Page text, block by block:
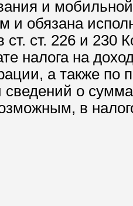
и
и обязана
ст. ст. 226 и
налога на
а также по
о
в